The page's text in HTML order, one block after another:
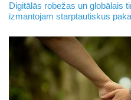
Digitālās robežas un globālais
izmantojam starptautiskus